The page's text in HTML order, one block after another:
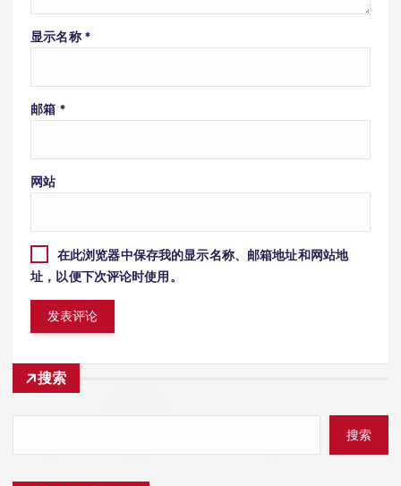
显示名称 *
邮箱 *
网站
在此浏览器中保存我的显示名称、邮箱地址和网站地
址，以便下次评论时使用。
搜索
搜索